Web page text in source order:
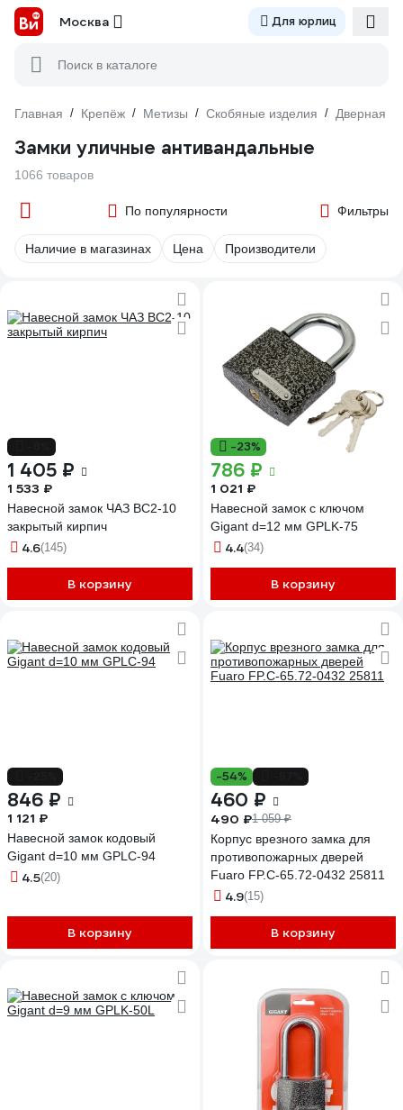
Москва Для юрлиц
Поиск в каталоге
Главная / Крепёж / Метизы / Скобяные изделия / Дверная
Замки уличные антивандальные
1066 товаров
По популярности Фильтры
Наличие в магазинах Цена Производители
1 405 ₽
1 533 ₽
Навесной замок ЧАЗ ВС2-10
закрытый кирпич
4.6(145)
В корзину
-23%
786 ₽
1 021 ₽
Навесной замок с ключом
Gigant d=12 мм GPLK-75
4.4(34)
В корзину
846 ₽
1 121 ₽
Навесной замок кодовый
Gigant d=10 мм GPLC-94
4.5(20)
В корзину
-54%
460 ₽
490 ₽1 059 ₽
Корпус врезного замка для
противопожарных дверей
Fuaro FP.C-65.72-0432 25811
4.9(15)
В корзину